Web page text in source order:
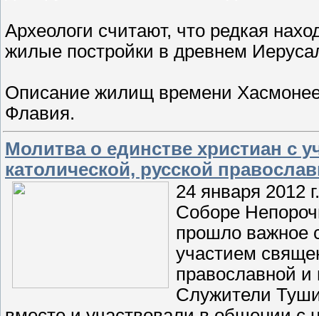
Археологи считают, что редкая
жилые постройки в древнем
Описание жилищ времени
Флавия.
Молитва о единстве христиан с
католической, русской
24 января 2012
Соборе
прошло важное
участием
православной и
Служители